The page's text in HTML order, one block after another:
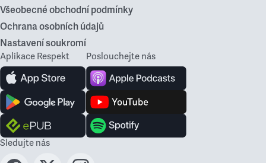
Všeobecné obchodní podmínky
Ochrana osobních údajů
Nastavení soukromí
Aplikace Respekt Poslouchejte nás
Sledujte nás